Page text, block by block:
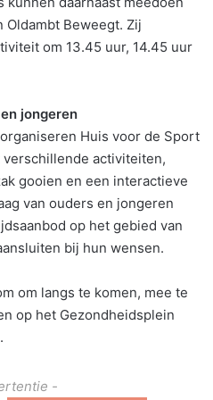
Oldambt Beweegt. Zij
om 13.45 uur, 14.45 uur
jongeren
Huis voor de Sport
verschillende activiteiten,
gooien en een interactieve
van ouders en jongeren
op het gebied van
bij hun wensen.
om langs te komen, mee te
op het Gezondheidsplein
-